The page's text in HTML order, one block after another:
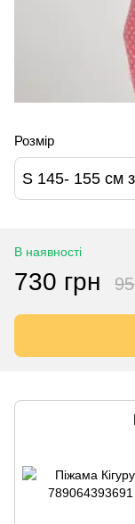
Розмір
S 145- 155 см
В наявності
730 грн